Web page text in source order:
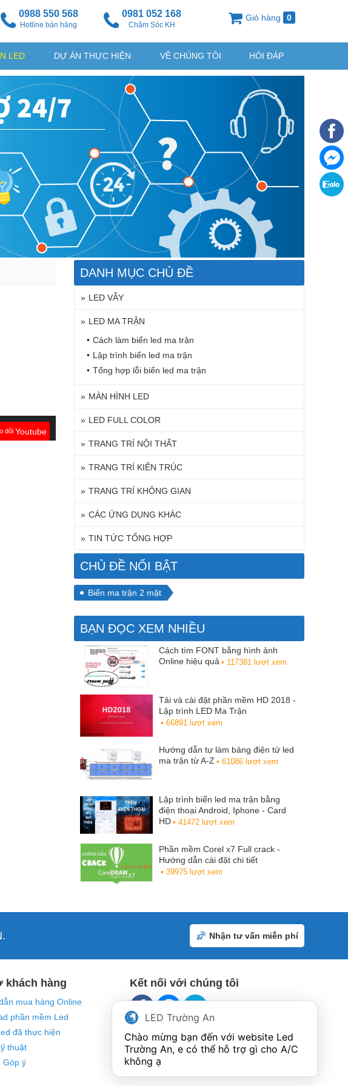
0988 550 568
Hotline bán hàng
0981 052 168
Chăm Sóc KH
Giỏ hàng 0
LED DỰ ÁN THỰC HIỆN VỀ CHÚNG TÔI HỎI ĐÁP
dõi Youtube
DANH MỤC CHỦ ĐỀ
LED VẪY
LED MA TRẬN
Cách làm biển led ma trận
Lập trình biển led ma trận
Tổng hợp lỗi biển led ma trận
MÀN HÌNH LED
LED FULL COLOR
TRANG TRÍ NỘI THẤT
TRANG TRÍ KIẾN TRÚC
TRANG TRÍ KHÔNG GIAN
CÁC ỨNG DỤNG KHÁC
TIN TỨC TỔNG HỢP
CHỦ ĐỀ NỔI BẬT
Biển ma trận 2 mặt
BẠN ĐỌC XEM NHIỀU
Cách tìm FONT bằng hình ảnh
Online hiệu quả • 117381 lượt xem
Tải và cài đặt phần mềm HD 2018 -
Lập trình LED Ma Trận
• 66891 lượt xem
Hướng dẫn tự làm bảng điện tử led
ma trận từ A-Z • 61086 lượt xem
Lập trình biển led ma trận bằng
điện thoại Android, Iphone - Card
HD • 41472 lượt xem
Phần mềm Corel x7 Full crack -
Hướng dẫn cài đặt chi tiết
• 39975 lượt xem
Nhận tư vấn miễn phí
khách hàng
mua hàng Online
phần mềm Led
đã thực hiện
thuật
Góp ý
Kết nối với chúng tôi
LED Trường An
Chào mừng bạn đến với website Led
Trường An, e có thể hỗ trợ gì cho A/C
không ạ